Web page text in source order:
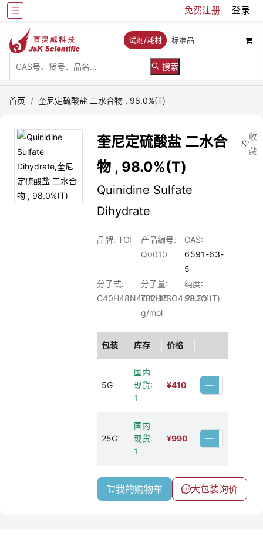
免费注册 登录
试剂/耗材 标准品
搜索
首页 / 奎尼定硫酸盐 二水合物 , 98.0%(T)
奎尼定硫酸盐 二水合
物 , 98.0%(T)
Quinidine Sulfate
Dihydrate
品牌: TCI
产品编号:
Q0010
CAS:
6591-63-
5
分子式:
C40H48N4O4.H2SO4.2H2O
分子量:
782.95
g/mol
纯度:
98.0%(T)
包装 库存 价格
5G
国内
现货:
1
¥410
25G
国内
现货:
1
¥990
我的购物车 大包装询价
收
藏